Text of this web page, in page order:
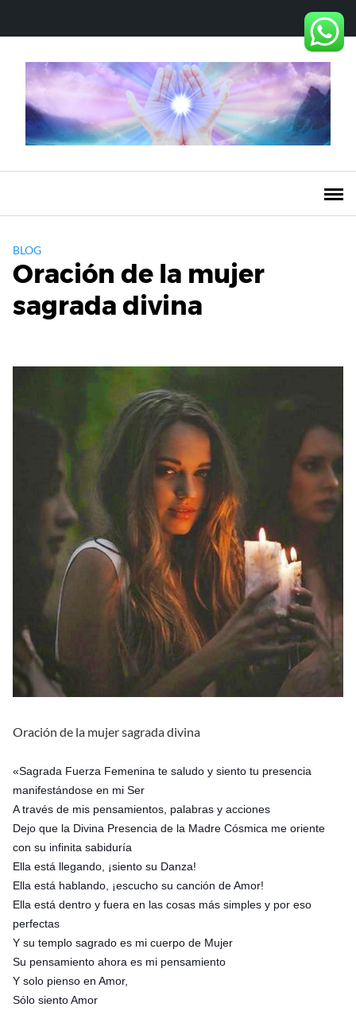
contenido
BLOG
Oración de la mujer
sagrada divina
Oración de la mujer sagrada divina
«Sagrada Fuerza Femenina te saludo y siento tu presencia
manifestándose en mi Ser
A través de mis pensamientos, palabras y acciones
Dejo que la Divina Presencia de la Madre Cósmica me oriente
con su infinita sabiduría
Ella está llegando, ¡siento su Danza!
Ella está hablando, ¡escucho su canción de Amor!
Ella está dentro y fuera en las cosas más simples y por eso
perfectas
Y su templo sagrado es mi cuerpo de Mujer
Su pensamiento ahora es mi pensamiento
Y solo pienso en Amor,
Sólo siento Amor